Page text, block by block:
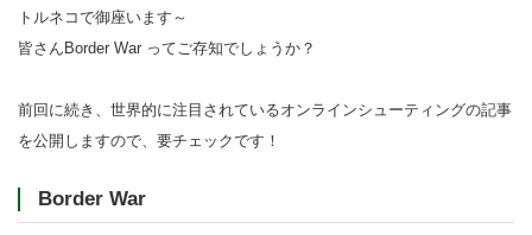
トルネコで御座います～
皆さんBorder War ってご存知でしょうか？
前回に続き、世界的に注目されているオンラインシューティングの記事
を公開しますので、要チェックです！
Border War